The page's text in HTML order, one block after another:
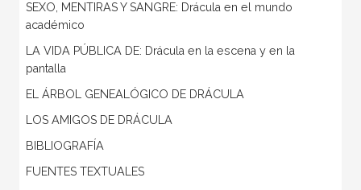
SEXO, MENTIRAS Y SANGRE: Drácula en el mundo
académico
LA VIDA PÚBLICA DE: Drácula en la escena y en la
pantalla
EL ÁRBOL GENEALÓGICO DE DRÁCULA
LOS AMIGOS DE DRÁCULA
BIBLIOGRAFÍA
FUENTES TEXTUALES